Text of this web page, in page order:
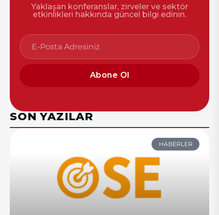
Yaklaşan konferanslar, zirveler ve sektör
etkinlikleri hakkında güncel bilgi edinin.
Abone Ol
SON YAZILAR
HABERLER